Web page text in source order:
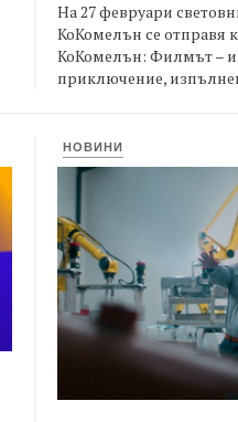
На 27 февруари
КоКомелън се отправя
КоКомелън: Филмът –
приключение,
НОВИНИ